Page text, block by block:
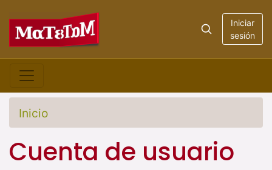
Iniciar
sesión
Inicio
Cuenta de usuario